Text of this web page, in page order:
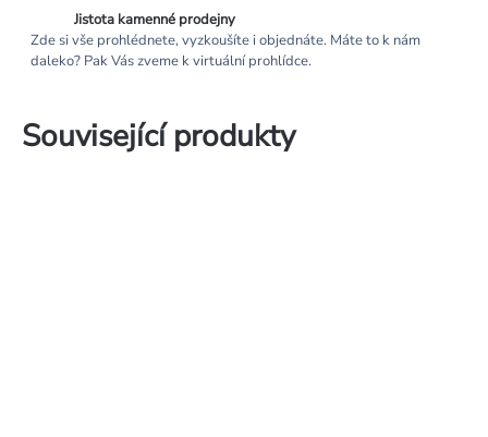
Jistota kamenné prodejny
Zde si vše prohlédnete, vyzkoušíte i objednáte. Máte to k nám
daleko? Pak Vás zveme k virtuální prohlídce.
Související produkty